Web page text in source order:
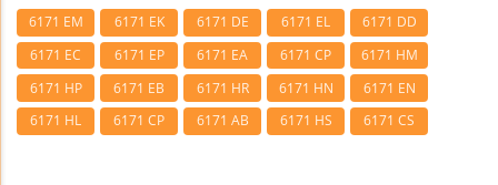
6171 EM 6171 EK 6171 DE 6171 EL
6171 DD
6171 EC
6171 EP 6171 EA 6171 CP
6171 HM
6171 HP
6171 EB 6171 HR 6171 HN
6171 EN
6171 HL
6171 CP 6171 AB 6171 HS 6171 CS